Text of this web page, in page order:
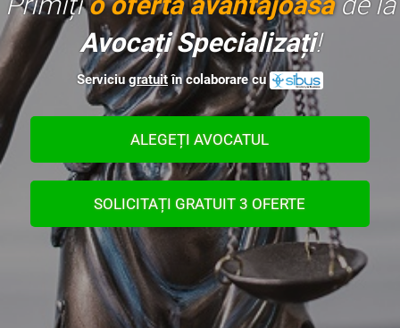
Avocați Specializați!
Serviciugratuitîn colaborare cu
ALEGEȚI AVOCATUL
SOLICITAȚI GRATUIT 3 OFERTE